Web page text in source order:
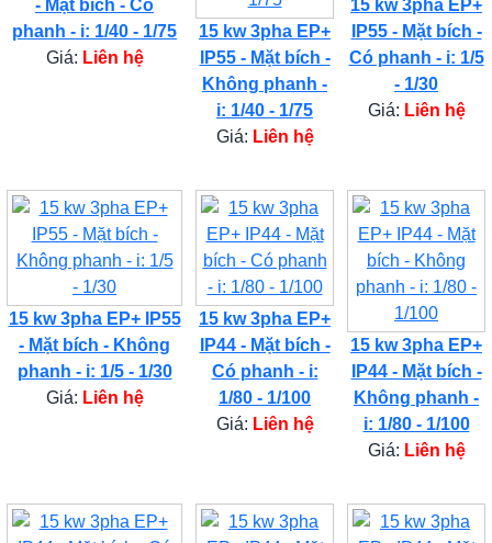
- Mặt bích - Có
phanh - i: 1/40 - 1/75
Giá: Liên hệ
15 kw 3pha EP+
IP55 - Mặt bích -
Không phanh -
i: 1/40 - 1/75
Giá: Liên hệ
15 kw 3pha EP+
IP55 - Mặt bích -
Có phanh - i: 1/5
- 1/30
Giá: Liên hệ
15 kw 3pha EP+ IP55
- Mặt bích - Không
phanh - i: 1/5 - 1/30
Giá: Liên hệ
15 kw 3pha EP+
IP44 - Mặt bích -
Có phanh - i:
1/80 - 1/100
Giá: Liên hệ
15 kw 3pha EP+
IP44 - Mặt bích -
Không phanh -
i: 1/80 - 1/100
Giá: Liên hệ